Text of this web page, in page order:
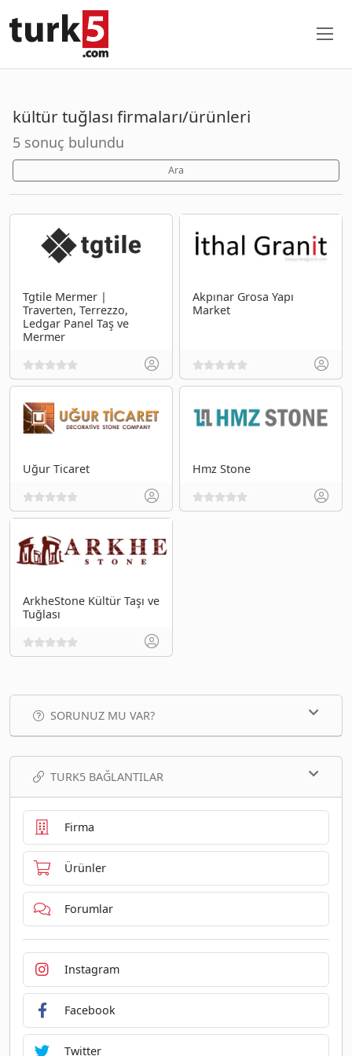
kültür tuğlası firmaları/ürünleri
5 sonuç bulundu
Ara
Tgtile Mermer |
Traverten, Terrezzo,
Ledgar Panel Taş ve
Mermer
Akpınar Grosa Yapı
Market
Uğur Ticaret Hmz Stone
ArkheStone Kültür Taşı ve
Tuğlası
SORUNUZ MU VAR?
TURK5 BAĞLANTILAR
Firma
Ürünler
Forumlar
Instagram
Facebook
Twitter